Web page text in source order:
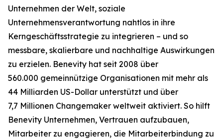
Unternehmen der Welt, soziale
Unternehmensverantwortung nahtlos in ihre
Kerngeschäftsstrategie zu integrieren – und so
messbare, skalierbare und nachhaltige Auswirkungen
zu erzielen. Benevity hat seit 2008 über
560.000 gemeinnützige Organisationen mit mehr als
44 Milliarden US-Dollar unterstützt und über
7,7 Millionen Changemaker weltweit aktiviert. So hilft
Benevity Unternehmen, Vertrauen aufzubauen,
Mitarbeiter zu engagieren, die Mitarbeiterbindung zu